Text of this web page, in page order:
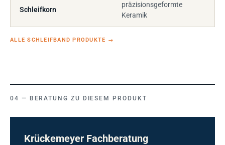
Schleifkorn
präzisionsgeformte
Keramik
ALLE SCHLEIFBAND PRODUKTE →
BERATUNG ZU DIESEM PRODUKT
Krückemeyer Fachberatung